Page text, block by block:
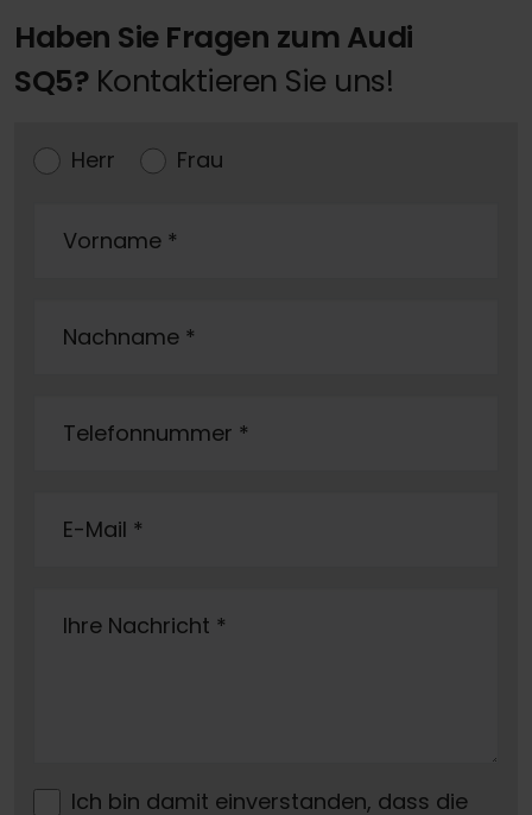
Haben Sie Fragen zum Audi
SQ5? Kontaktieren Sie uns!
Herr Frau
Vorname *
Nachname *
Telefonnummer *
E-Mail *
Ihre Nachricht *
Ich bin damit einverstanden, dass die